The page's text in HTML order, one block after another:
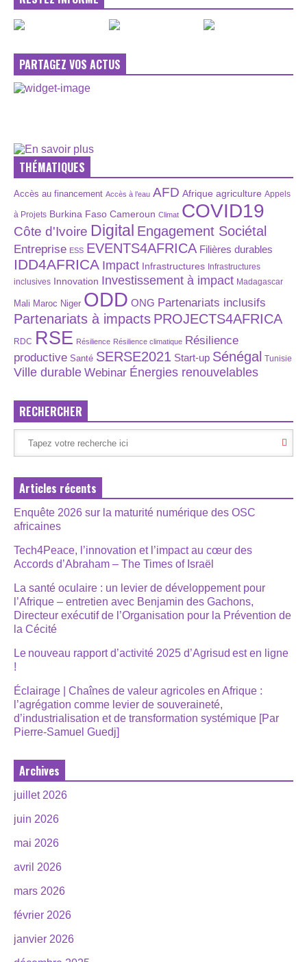
PARTAGEZ VOS ACTUS
THÉMATIQUES
Accès au financement Accès à l’eau AFD Afrique agriculture Appels
à Projets Burkina Faso Cameroun Climat COVID19
Côte d'Ivoire Digital Engagement Sociétal
Entreprise ESS EVENTS4AFRICA Filières durables
IDD4AFRICA Impact Infrastructures Infrastructures
inclusives Innovation Investissement à impact Madagascar
Mali Maroc Niger ODD ONG Partenariats inclusifs
Partenariats à impacts PROJECTS4AFRICA
RDC RSE Résilience Résilience climatique Résilience
productive Santé SERSE2021 Start-up Sénégal Tunisie
Ville durable Webinar Énergies renouvelables
RECHERCHER
Articles récents
Enquête 2026 sur la maturité numérique des OSC
africaines
Tech4Peace, l’innovation et l’impact au cœur des
Accords d’Abraham – The Times of Israël
La santé oculaire : un levier de développement pour
l’Afrique – entretien avec Benjamin des Gachons,
Directeur exécutif de l’Organisation pour la Prévention de
la Cécité
Le nouveau rapport d’activité 2025 d’Agrisud est en ligne
!
Éclairage | Chaînes de valeur agricoles en Afrique :
l’agrégation comme levier de souveraineté,
d’industrialisation et de transformation systémique [Par
Pierre-Samuel Guedj]
Archives
juillet 2026
juin 2026
mai 2026
avril 2026
mars 2026
février 2026
janvier 2026